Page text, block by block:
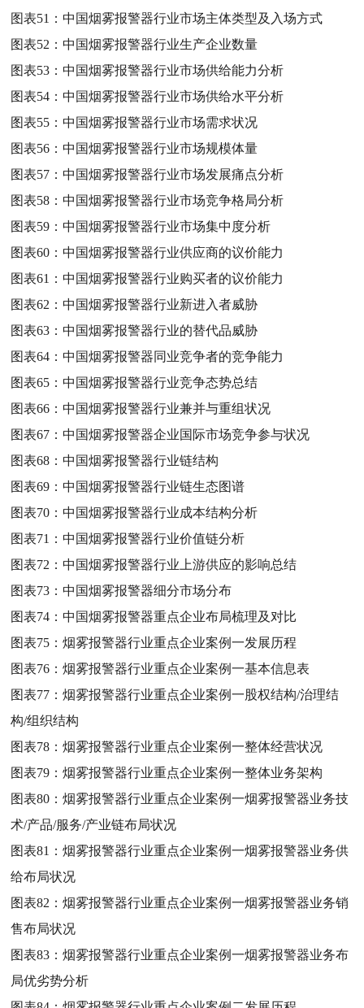
图表51：中国烟雾报警器行业市场主体类型及入场方式
图表52：中国烟雾报警器行业生产企业数量
图表53：中国烟雾报警器行业市场供给能力分析
图表54：中国烟雾报警器行业市场供给水平分析
图表55：中国烟雾报警器行业市场需求状况
图表56：中国烟雾报警器行业市场规模体量
图表57：中国烟雾报警器行业市场发展痛点分析
图表58：中国烟雾报警器行业市场竞争格局分析
图表59：中国烟雾报警器行业市场集中度分析
图表60：中国烟雾报警器行业供应商的议价能力
图表61：中国烟雾报警器行业购买者的议价能力
图表62：中国烟雾报警器行业新进入者威胁
图表63：中国烟雾报警器行业的替代品威胁
图表64：中国烟雾报警器同业竞争者的竞争能力
图表65：中国烟雾报警器行业竞争态势总结
图表66：中国烟雾报警器行业兼并与重组状况
图表67：中国烟雾报警器企业国际市场竞争参与状况
图表68：中国烟雾报警器行业链结构
图表69：中国烟雾报警器行业链生态图谱
图表70：中国烟雾报警器行业成本结构分析
图表71：中国烟雾报警器行业价值链分析
图表72：中国烟雾报警器行业上游供应的影响总结
图表73：中国烟雾报警器细分市场分布
图表74：中国烟雾报警器重点企业布局梳理及对比
图表75：烟雾报警器行业重点企业案例一发展历程
图表76：烟雾报警器行业重点企业案例一基本信息表
图表77：烟雾报警器行业重点企业案例一股权结构/治理结
构/组织结构
图表78：烟雾报警器行业重点企业案例一整体经营状况
图表79：烟雾报警器行业重点企业案例一整体业务架构
图表80：烟雾报警器行业重点企业案例一烟雾报警器业务技
术/产品/服务/产业链布局状况
图表81：烟雾报警器行业重点企业案例一烟雾报警器业务供
给布局状况
图表82：烟雾报警器行业重点企业案例一烟雾报警器业务销
售布局状况
图表83：烟雾报警器行业重点企业案例一烟雾报警器业务布
局优劣势分析